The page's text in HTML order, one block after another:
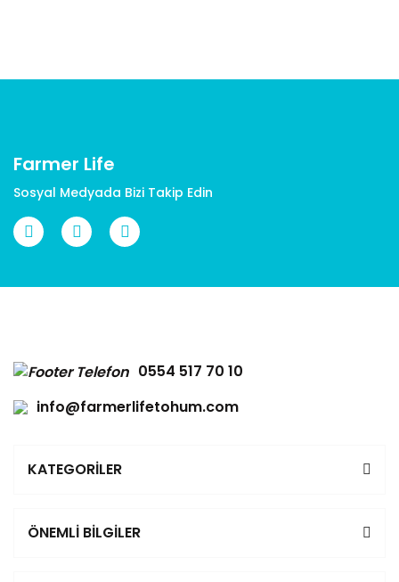
Farmer Life
Sosyal Medyada Bizi Takip Edin
0554 517 70 10
info@farmerlifetohum.com
KATEGORİLER
ÖNEMLİ BİLGİLER